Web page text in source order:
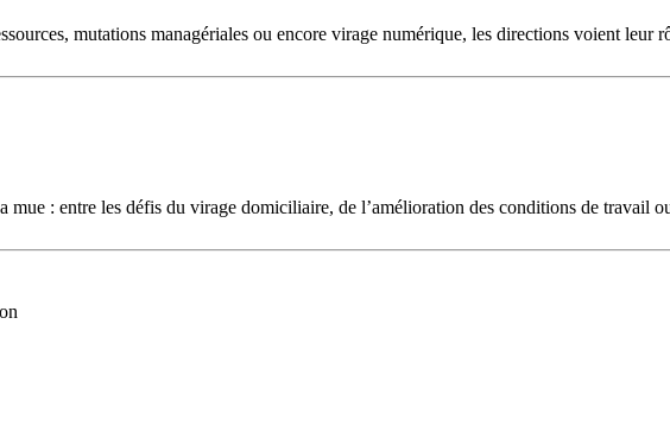
mutations managériales ou encore virage numérique, les directions voient leur
mue : entre les défis du virage domiciliaire, de l’amélioration des conditions de travail